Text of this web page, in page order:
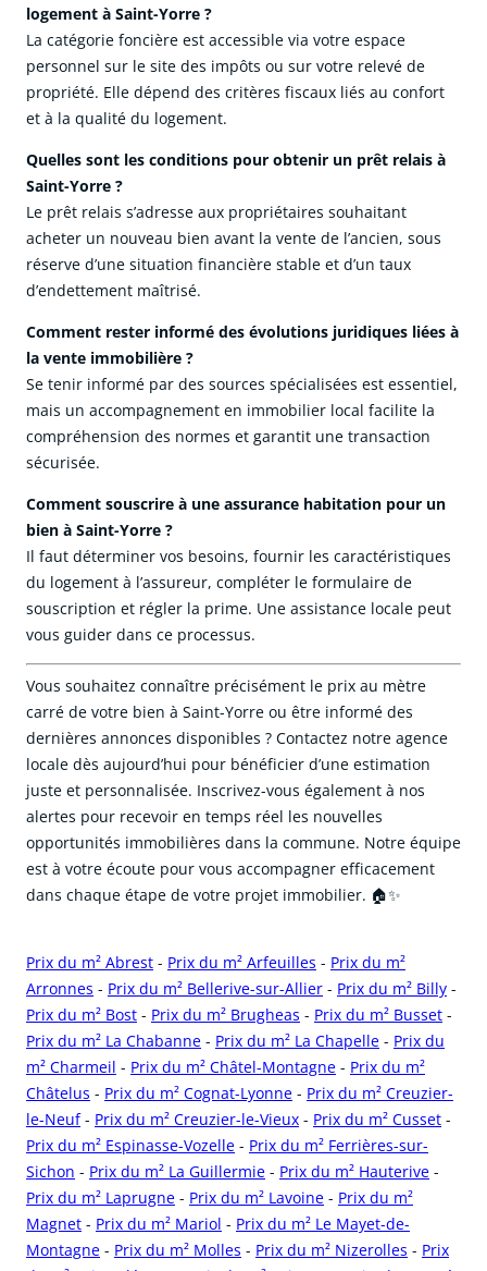
logement à Saint-Yorre ?
La catégorie foncière est accessible via votre espace
personnel sur le site des impôts ou sur votre relevé de
propriété. Elle dépend des critères fiscaux liés au confort
et à la qualité du logement.
Quelles sont les conditions pour obtenir un prêt relais à
Saint-Yorre ?
Le prêt relais s’adresse aux propriétaires souhaitant
acheter un nouveau bien avant la vente de l’ancien, sous
réserve d’une situation financière stable et d’un taux
d’endettement maîtrisé.
Comment rester informé des évolutions juridiques liées à
la vente immobilière ?
Se tenir informé par des sources spécialisées est essentiel,
mais un accompagnement en immobilier local facilite la
compréhension des normes et garantit une transaction
sécurisée.
Comment souscrire à une assurance habitation pour un
bien à Saint-Yorre ?
Il faut déterminer vos besoins, fournir les caractéristiques
du logement à l’assureur, compléter le formulaire de
souscription et régler la prime. Une assistance locale peut
vous guider dans ce processus.
Vous souhaitez connaître précisément le prix au mètre
carré de votre bien à Saint-Yorre ou être informé des
dernières annonces disponibles ? Contactez notre agence
locale dès aujourd’hui pour bénéficier d’une estimation
juste et personnalisée. Inscrivez-vous également à nos
alertes pour recevoir en temps réel les nouvelles
opportunités immobilières dans la commune. Notre équipe
est à votre écoute pour vous accompagner efficacement
dans chaque étape de votre projet immobilier. 🏠✨
Prix du m² Abrest - Prix du m² Arfeuilles - Prix du m²
Arronnes - Prix du m² Bellerive-sur-Allier - Prix du m² Billy -
Prix du m² Bost - Prix du m² Brugheas - Prix du m² Busset -
Prix du m² La Chabanne - Prix du m² La Chapelle - Prix du
m² Charmeil - Prix du m² Châtel-Montagne - Prix du m²
Châtelus - Prix du m² Cognat-Lyonne - Prix du m² Creuzier-
le-Neuf- Prix du m² Creuzier-le-Vieux - Prix du m² Cusset -
Prix du m² Espinasse-Vozelle - Prix du m² Ferrières-sur-
Sichon - Prix du m² La Guillermie - Prix du m² Hauterive -
Prix du m² Laprugne - Prix du m² Lavoine - Prix du m²
Magnet - Prix du m² Mariol - Prix du m² Le Mayet-de-
Montagne - Prix du m² Molles - Prix du m² Nizerolles - Prix